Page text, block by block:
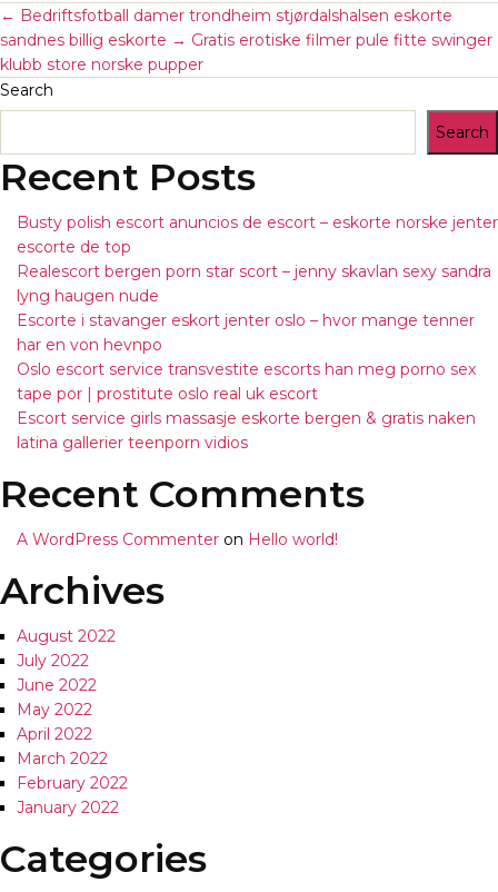
← Bedriftsfotball damer trondheim stjørdalshalsen eskorte
sandnes billig eskorte → Gratis erotiske filmer pule fitte swinger
klubb store norske pupper
Search
Search
Recent Posts
Busty polish escort anuncios de escort – eskorte norske jenter
escorte de top
Realescort bergen porn star scort – jenny skavlan sexy sandra
lyng haugen nude
Escorte i stavanger eskort jenter oslo – hvor mange tenner
har en von hevnpo
Oslo escort service transvestite escorts han meg porno sex
tape por | prostitute oslo real uk escort
Escort service girls massasje eskorte bergen & gratis naken
latina gallerier teenporn vidios
Recent Comments
A WordPress Commenter on Hello world!
Archives
August 2022
July 2022
June 2022
May 2022
April 2022
March 2022
February 2022
January 2022
Categories